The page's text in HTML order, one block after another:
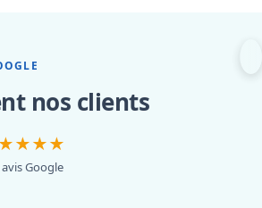
nos clients
Google